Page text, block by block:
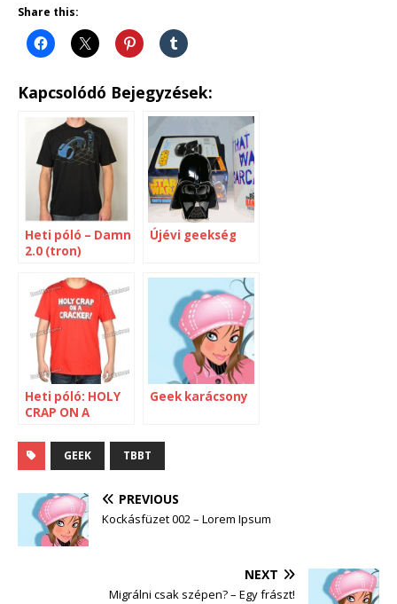
Share this:
Kapcsolódó Bejegyzések:
Heti póló – Damn
2.0 (tron)
Újévi geekség
Heti póló: HOLY
CRAP ON A
Geek karácsony
GEEK TBBT
PREVIOUS
Kockásfüzet 002 – Lorem Ipsum
NEXT
Migrálni csak szépen? – Egy frászt!